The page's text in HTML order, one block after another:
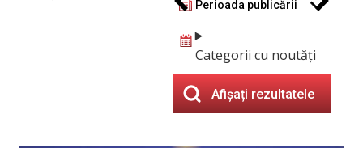
Perioada publicării
Categorii cu noutăți
Afișați rezultatele